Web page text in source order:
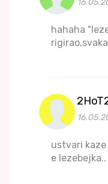
hahaha
ustvari
e